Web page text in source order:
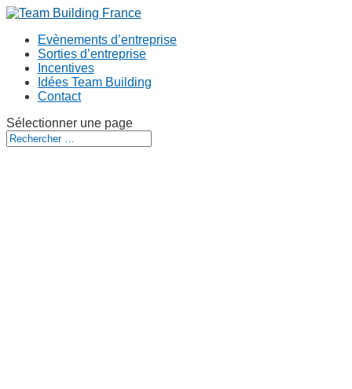
Evènements d’entreprise
Sorties d’entreprise
Incentives
Idées Team Building
Contact
Sélectionner une page